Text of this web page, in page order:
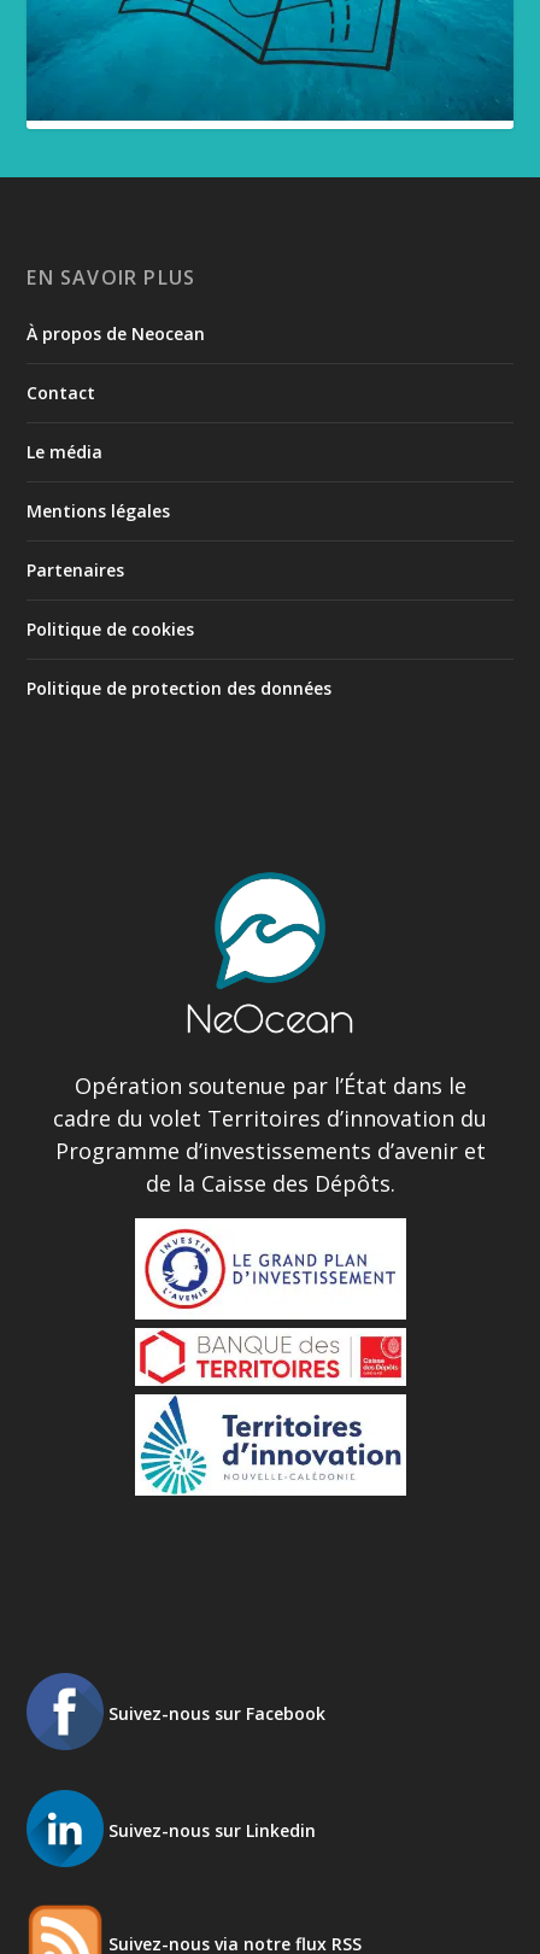
EN SAVOIR PLUS
À propos de Neocean
Contact
Le média
Mentions légales
Partenaires
Politique de cookies
Politique de protection des données
Opération soutenue par l’État dans le
cadre du volet Territoires d’innovation du
Programme d’investissements d’avenir et
de la Caisse des Dépôts.
Suivez-nous sur Facebook
Suivez-nous sur Linkedin
Suivez-nous via notre flux RSS